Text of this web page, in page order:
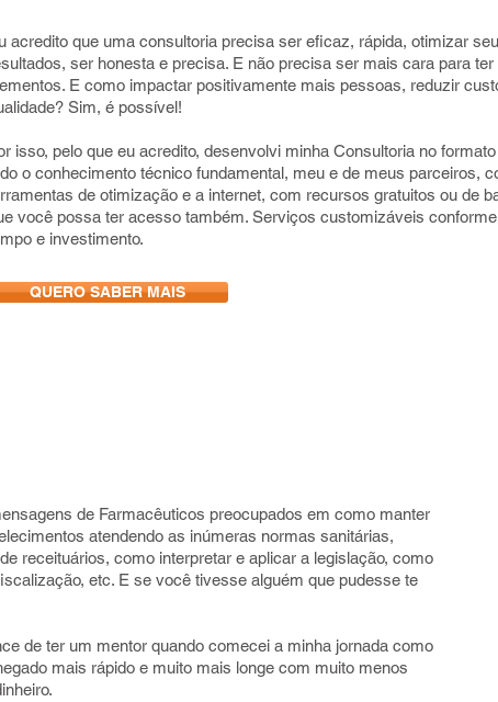
de Farmacêuticos preocupados em como manter
atendendo as inúmeras normas sanitárias,
receituários, como interpretar e aplicar a legislação, como
etc. E se você tivesse alguém que pudesse te
de ter um mentor quando comecei a minha jornada como
mais rápido e muito mais longe com muito menos
acredito que uma consultoria precisa ser eficaz, rápida, otimizar
ser honesta e precisa. E não precisa ser mais cara para
E como impactar positivamente mais pessoas, reduzir
Sim, é possível!
isso, pelo que eu acredito, desenvolvi minha Consultoria no
o conhecimento técnico fundamental, meu e de meus parceiros,
de otimização e a internet, com recursos gratuitos ou de
você possa ter acesso também. Serviços customizáveis
e investimento.
QUERO SABER MAIS